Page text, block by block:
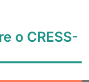
o CRESS-